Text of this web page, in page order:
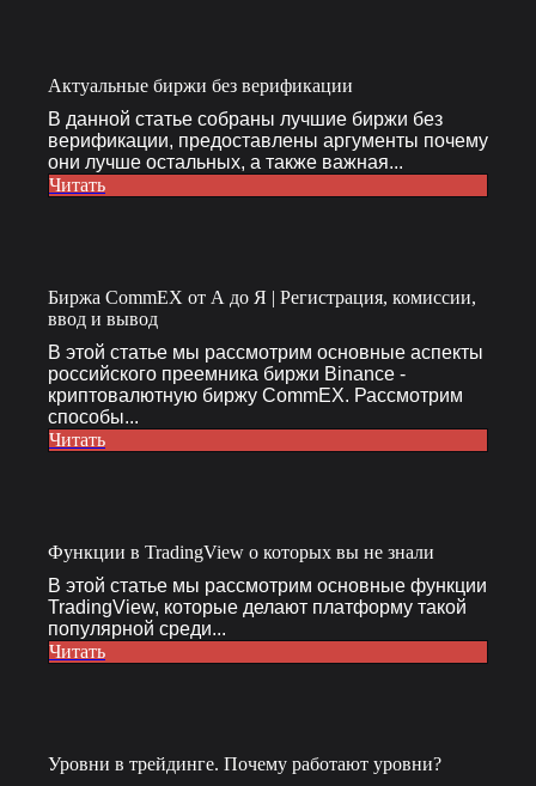
Актуальные биржи без верификации
В данной статье собраны лучшие биржи без
верификации, предоставлены аргументы почему
они лучше остальных, а также важная...
Читать
Биржа CommEX от А до Я | Регистрация, комиссии,
ввод и вывод
В этой статье мы рассмотрим основные аспекты
российского преемника биржи Binance -
криптовалютную биржу CommEX. Рассмотрим
способы...
Читать
Функции в TradingView о которых вы не знали
В этой статье мы рассмотрим основные функции
TradingView, которые делают платформу такой
популярной среди...
Читать
Уровни в трейдинге. Почему работают уровни?